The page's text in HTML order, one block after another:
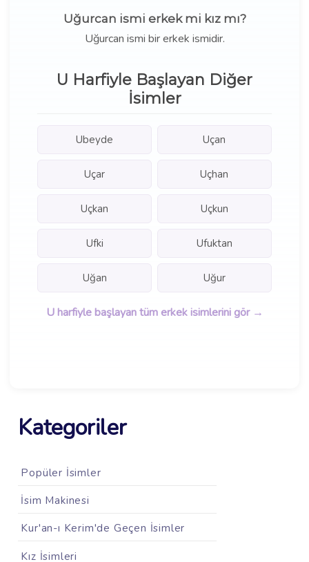
Uğurcan ismi erkek mi kız mı?
Uğurcan ismi bir erkek ismidir.
U Harfiyle Başlayan Diğer
İsimler
Ubeyde Uçan
Uçar Uçhan
Uçkan Uçkun
Ufki Ufuktan
Uğan Uğur
U harfiyle başlayan tüm erkek isimlerini gör →
Kategoriler
Popüler İsimler
İsim Makinesi
Kur'an-ı Kerim'de Geçen İsimler
Kız İsimleri